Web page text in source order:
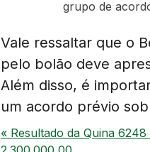
grupo de
Vale ressaltar que o
pelo bolão deve
Além disso, é
um acordo prévio
« Resultado da Quina